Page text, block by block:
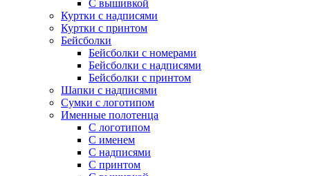
С вышивкой
Куртки с надписями
Куртки с принтом
Бейсболки
Бейсболки с номерами
Бейсболки с надписями
Бейсболки с принтом
Шапки с надписями
Сумки с логотипом
Именные полотенца
С логотипом
С именем
С надписями
С принтом